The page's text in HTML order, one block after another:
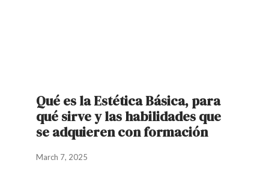
Qué es la Estética Básica, para
qué sirve y las habilidades que
se adquieren con formación
March 7, 2025